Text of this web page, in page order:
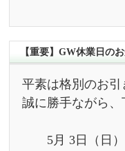
【重要】GW休業日の
平素は格別のお
誠に勝手ながら
5月 3日（日